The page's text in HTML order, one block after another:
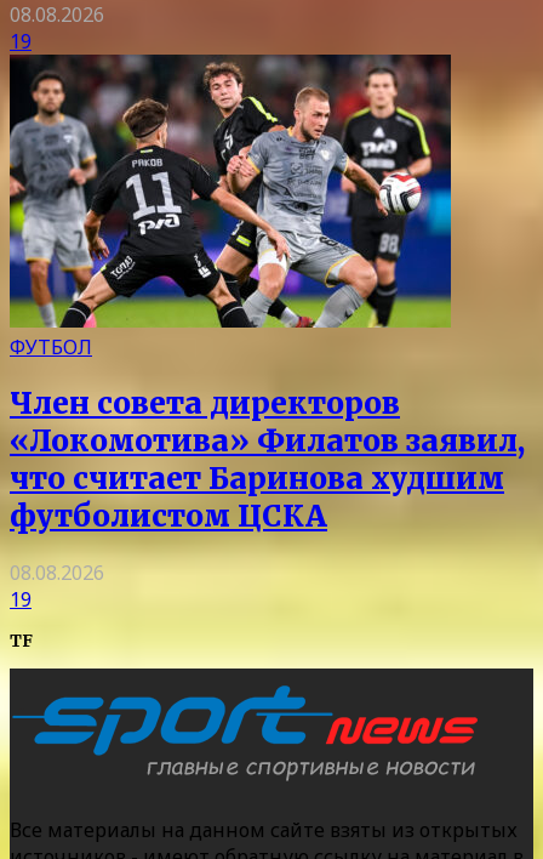
08.08.2026
19
ФУТБОЛ
Член совета директоров
«Локомотива» Филатов заявил,
что считает Баринова худшим
футболистом ЦСКА
08.08.2026
19
TF
Все материалы на данном сайте взяты из открытых